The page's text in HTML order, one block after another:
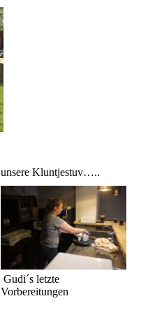
unsere Kluntjestuv…..
Gudi´s letzte
Vorbereitungen